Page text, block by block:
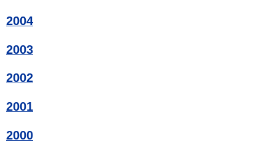
2004
2003
2002
2001
2000